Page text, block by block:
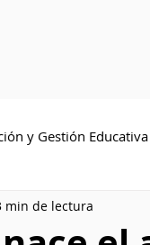
y Gestión Educativa
en Pedagogía
min de lectura